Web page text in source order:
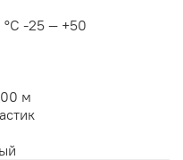
°С -25 — +50
м